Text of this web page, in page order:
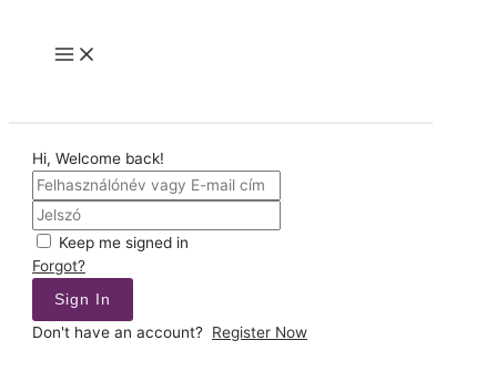
content
Main
Hi, Welcome back!
Keep me signed in
Forgot?
Sign In
Don't have an account? Register Now